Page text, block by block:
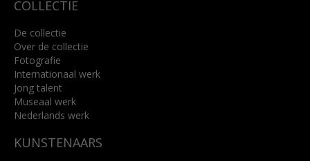
COLLECTIE
De collectie
Over de collectie
Fotografie
Internationaal werk
Jong talent
Museaal werk
Nederlands werk
KUNSTENAARS